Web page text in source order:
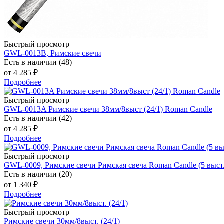
Быстрый просмотр
GWL-0013B, Римские свечи
Есть в наличии (48)
от 4 285 ₽
Подробнее
Быстрый просмотр
GWL-0013A Римские свечи 38мм/8выст (24/1) Roman Candle
Есть в наличии (42)
от 4 285 ₽
Подробнее
Быстрый просмотр
GWL-0009, Римские свечи Римская свеча Roman Candle (5
Есть в наличии (20)
от 1 340 ₽
Подробнее
Быстрый просмотр
Римские свечи 30мм/8выст. (24/1)